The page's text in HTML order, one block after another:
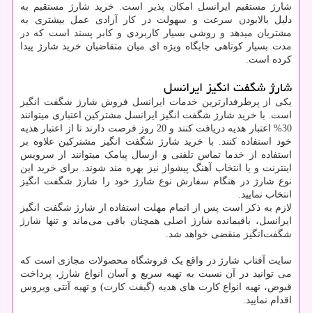
شارژ مستقیم ایرانسل امکان پذیر است. خرید شارژ مستقیم به
دلیل بالابودن سرعت و سهولت در کار آزادی عمل بیشتری به
مشتریان میدهد و روشی بسیار کاربردی و کابر پسند است که در
مدت بسیار کوتاهی جایگاه ویژه ای میان متقاضیان خرید شارژ پیدا
کرده است.
شارژ شگفت انگيز ايرانسل
یکی از پرطرفدارترین خدمات ایرانسل فروش شارژ شگفت انگیز
است. با خرید شارژ شگفت انگیز ایرانسل مشترکین اعتباری میتوانند
30% اعتبار هدیه دریافت کنند و 20 روز فرصت دارند تا از اعتبار هدیه
خود استفاده کنند. با خرید شارژ شگفت انگیز مشترکین علاوه بر
استفاده از خدما تماس تلفنی و ازسال پیامک میتوانند از سرویس
اینترنت و یا انتخاب آهنگ پیشواز نیز بهره مند شوند. برای خرید این
نوع شارژ در هنگام سفارش نوع شارژ خود را شارژ شگفت انگیز
انتخاب نمایید.
لازم به ذکر است پس از اتمام مهلت استفاده از شارژ شگفت انگیز
ایرانسل، باقیمانده شارژ اصلی همچنان باقی می‌ماند و تنها شارژ
شگفت‌انگیز منقضی خواهد شد.
سایت آفتاب شارژ در واقع یک فروشگاه محصولات مجازی است که
می توانید در آن نسبت به تهیه سریع و آسان انواع شارژ، پرداخت
قبوض، تهیه انواع کارت های هدیه (گیفت کارت) و تهیه آنتی ویروس
اقدام نمایید.